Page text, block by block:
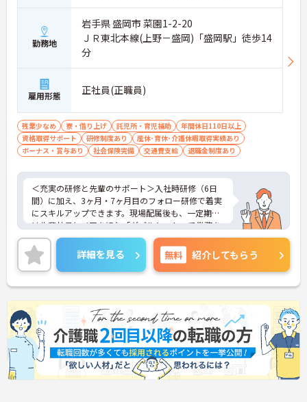
勤務地
岩手県 盛岡市 菜園1-2-20
ＪＲ東北本線(上野－盛岡)「盛岡駅」徒歩14
分
雇用形態 正社員(正職員)
残業少なめ 寮・借り上げ 託児所・育児補助
年間休日110日以上
資格取得サポート
研修制度あり
産休･育休･介護休暇取得実績あり
ボーナス・賞与あり
社会保険完備 交通費支給 退職金制度あり
＜充実の研修と先輩のサポート＞入社時研修（6日
間）に加え、3ヶ月・7ヶ月目のフォロー研修で着実
にスキルアップできます。現場配属後も、一定期間
は先輩社員とペアを組む「ダブルシフト」で業務を
習得できるので、一人で抱え込むことはありませ
ん。
＜頑張りが給与に直結！専門性を磨いて年収アップ
＞経験やスキルがしっかり給与に反映される仕組み
です。定期昇給に加え、独自の社内専門資格制度
（通称：マジ神）では、認知症ケアや介護技術など
の専門性を認定されると、1資格につき月給＋1万円
（最大4万円）の手当がつきます。キャリアアップす
れば年収UPも目指せるため、高いモチベーションで
働き続けられます。
＜家族も嬉しい！ベネッセグループならではの手厚
い福利厚生＞ご家族も支える制度が満載♪産休・育
詳細を見る 無料 紹介してもらう